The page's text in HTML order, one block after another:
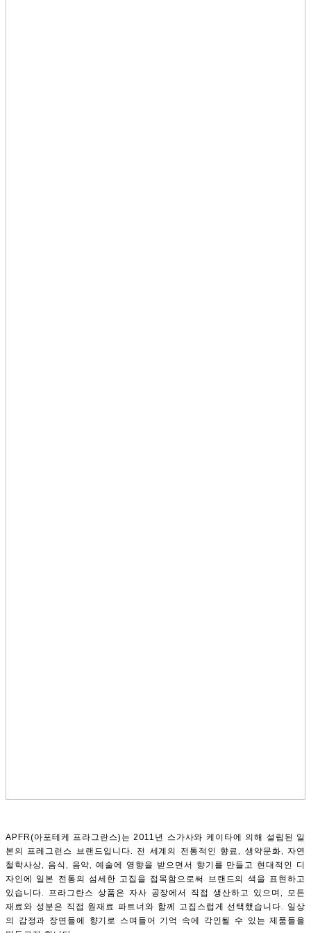
APFR(아포테케 프라그란스)는 2011년 스가사와 케이타에 의해 설립된 일
본의 프레그런스 브랜드입니다. 전 세계의 전통적인 향료, 생약문화, 자연
철학사상, 음식, 음악, 예술에 영향을 받으면서 향기를 만들고 현대적인 디
자인에 일본 전통의 섬세한 고집을 접목함으로써 브랜드의 색을 표현하고
있습니다. 프라그란스 상품은 자사 공장에서 직접 생산하고 있으며, 모든
재료와 성분은 직접 원재료 파트너와 함께 고집스럽게 선택했습니다. 일상
의 감정과 장면들에 향기로 스며들어 기억 속에 각인될 수 있는 제품들을